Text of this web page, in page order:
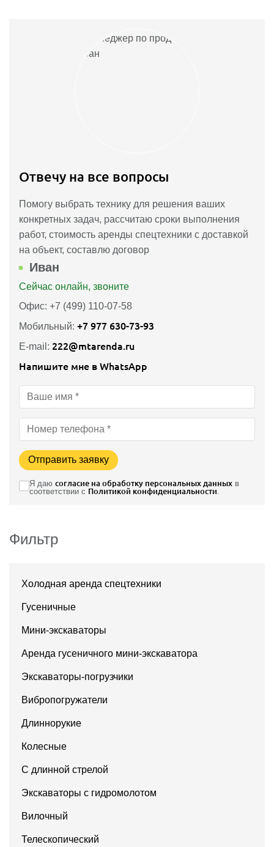
Фильтр
Холодная аренда спецтехники
Гусеничные
Мини-экскаваторы
Аренда гусеничного мини-экскаватора
Экскаваторы-погрузчики
Вибропогружатели
Длиннорукие
Колесные
С длинной стрелой
Экскаваторы с гидромолотом
Вилочный
Телескопический
Отвечу на все вопросы
Помогу выбрать технику для решения ваших
конкретных задач, рассчитаю сроки выполнения
работ, стоимость аренды спецтехники с доставкой
на объект, составлю договор
Иван
Сейчас онлайн, звоните
Офис: +7 (499) 110-07-58
Мобильный: +7 977 630-73-93
E-mail: 222@mtarenda.ru
Напишите мне в WhatsApp
Отправить заявку
Я даю согласие на обработку персональных данных в
соответствии с Политикой конфиденциальности